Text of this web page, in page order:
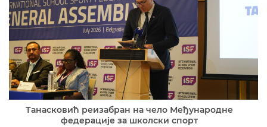
Танасковић реизабран на чело Међународне
федерације за школски спорт